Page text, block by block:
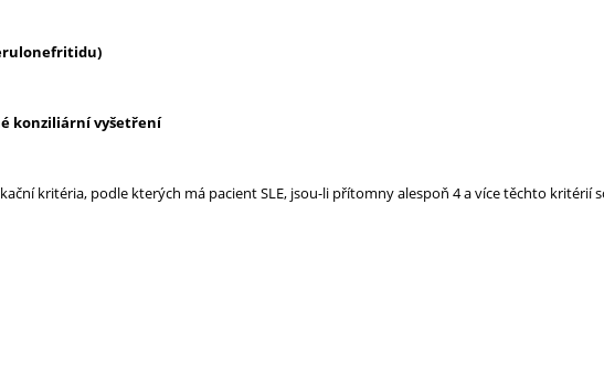
konziliární vyšetření
kritéria, podle kterých má pacient SLE, jsou-li přítomny alespoň 4 a více těchto kritérií